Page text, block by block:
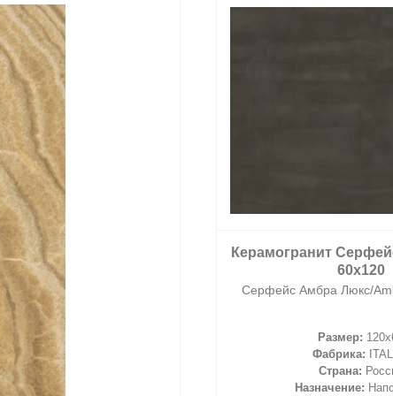
Керамогранит
Люкс/Диаманте
Серфейс Диаманте
Размер:
Фабрика:
Страна: